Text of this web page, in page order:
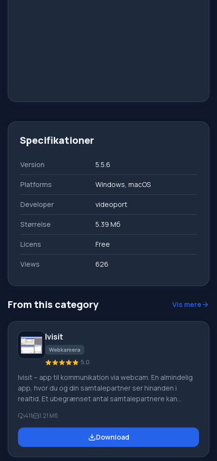
Specifikationer
Version 5.5.6
Platforms Windows, macOS
Developer videoport
Størrelse 5.39 Мб
Licens Free
Views 626
From this category Vis mere
Ivisit
Webkamera
5.0
Ivisit – app til kommunikation via webcam. En almindelig
app, hvor du og din samtalepartner ser hinanden i
realtid. Et ubegrænset antal samtalepartnere kan
kommunikation via tekstbeskeder. Du kan kommunikere
og observere din modstanders handlinger uden at have
noget videoudstyr. Funktion ved Ivisit: I dette program er
411 1.21 Мб
Download